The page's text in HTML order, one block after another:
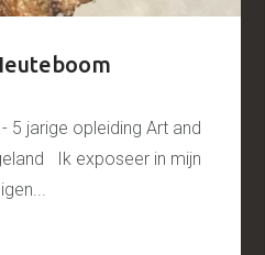
5 jarige opleiding Art and
Ik exposeer in mijn